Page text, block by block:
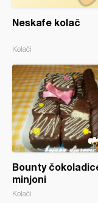
Neskafe kolač
Kolači
Bounty
minjoni
Kolači